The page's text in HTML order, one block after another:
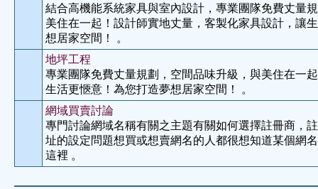
結合高機能系統家具與室內設計，專業團隊免費丈量
美住在一起！設計師實地丈量，客製化家具設計，讓
想居家空間！ 。
地坪工程
專業團隊免費丈量規劃，空間品味升級，與美住在一
生活更愜意！為您打造夢想居家空間！ 。
網域買賣討論
專門討論網域名稱有關之主題有關如何選擇註冊商，
址的設定問題想買或想賣網名的人都很想知道某個網
這裡 。